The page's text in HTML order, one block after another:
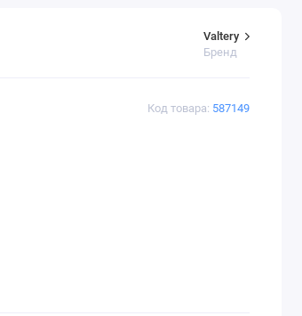
Код товара: 587149
Valtery
Бренд